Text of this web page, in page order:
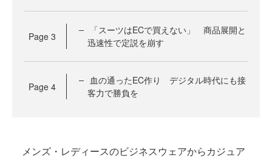
Page 3
「スーツはECで買えない」 商品展開と
迅速性で定説を崩す
Page 4
血の通ったEC作り デジタル時代にも接
客力で勝負を
メンズ・レディースのビジネスウェアからカジュア